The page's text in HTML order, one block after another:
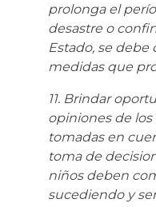
prolonga el
desastre o
Estado, se debe
medidas que
11. Brindar
opiniones de los
tomadas en
toma de
niños deben
sucediendo y